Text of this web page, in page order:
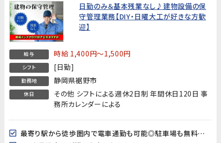
日勤のみ＆基本残業なし♪建物設備の保
守管理業務【DIY・日曜大工が好きな方歓
迎】
給与 時給 1,400円～1,500円
シフト [日勤]
勤務地 静岡県裾野市
休日
その他 シフトによる週休2日制 年間休日120日 事
務所カレンダーによる
最寄り駅から徒歩圏内で電車通勤も可能◎駐車場も無料なのでマイカー通勤にも便利☆